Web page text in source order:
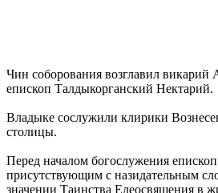
Чин соборования возглавил викарий
епископ Талдыкорганский Нектарий.
Владыке сослужили клирики
столицы.
Перед началом богослужения
присутствующим с назидательным
значении Таинства Елеосвящения в